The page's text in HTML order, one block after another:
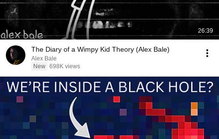
26:39
The Diary of a Wimpy Kid Theory (Alex Bale)
Alex Bale
New 698K views